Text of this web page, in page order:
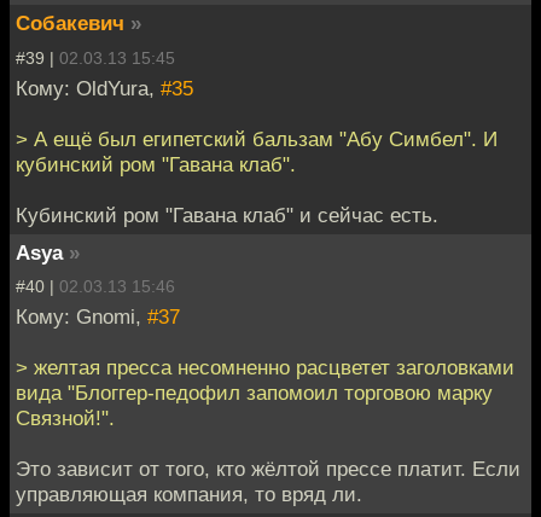
Собакевич »
#39 | 02.03.13 15:45
Кому: OldYura, #35
> А ещё был египетский бальзам "Абу Симбел". И
кубинский ром "Гавана клаб".
Кубинский ром "Гавана клаб" и сейчас есть.
Asya »
#40 | 02.03.13 15:46
Кому: Gnomi, #37
> желтая пресса несомненно расцветет заголовками
вида "Блоггер-педофил запомоил торговою марку
Связной!".
Это зависит от того, кто жёлтой прессе платит. Если
управляющая компания, то вряд ли.